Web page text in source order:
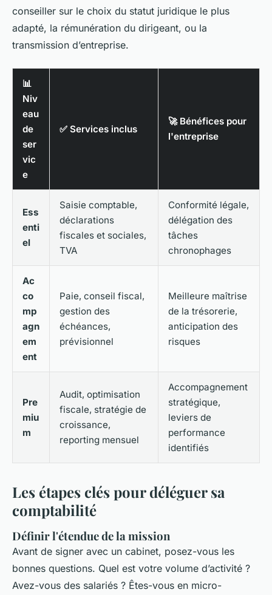
conseiller sur le choix du statut juridique le plus
adapté, la rémunération du dirigeant, ou la
transmission d’entreprise.
📊
Niv
eau
de
ser
vic
e
✅ Services inclus
🚀 Bénéfices pour
l'entreprise
Ess
enti
el
Saisie comptable,
déclarations
fiscales et sociales,
TVA
Conformité légale,
délégation des
tâches
chronophages
Ac
co
mp
agn
em
ent
Paie, conseil fiscal,
gestion des
échéances,
prévisionnel
Meilleure maîtrise
de la trésorerie,
anticipation des
risques
Pre
miu
m
Audit, optimisation
fiscale, stratégie de
croissance,
reporting mensuel
Accompagnement
stratégique,
leviers de
performance
identifiés
Les étapes clés pour déléguer sa
comptabilité
Définir l'étendue de la mission
Avant de signer avec un cabinet, posez-vous les
bonnes questions. Quel est votre volume d’activité ?
Avez-vous des salariés ? Êtes-vous en micro-